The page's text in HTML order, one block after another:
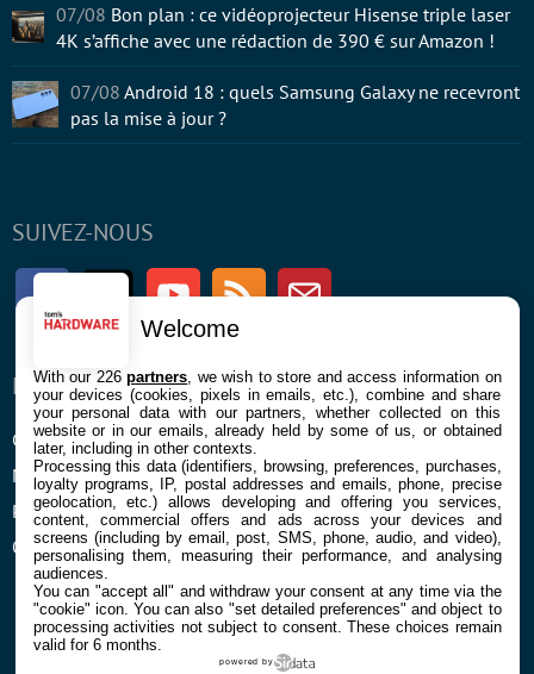
SUIVEZ-NOUS
FacebookTwitter Youtube RSS Newsletter
ENTREPRISE
Confidentialité et Cookies
Mentions légales et CGU
Préférences Cookies
Qui sommes nous
À PROPOS
Contact
07/08 Bon plan : ce vidéoprojecteur Hisense triple laser
4K s’affiche avec une rédaction de 390 € sur Amazon !
07/08 Android 18 : quels Samsung Galaxy ne recevront
pas la mise à jour ?
Welcome
With our 226partners , we wish to store and access information on
your devices (cookies, pixels in emails, etc.), combine and share
your personal data with our partners, whether collected on this
website or in our emails, already held by some of us, or obtained
later, including in other contexts.
Processing this data (identifiers, browsing, preferences, purchases,
loyalty programs, IP, postal addresses and emails, phone, precise
geolocation, etc.) allows developing and offering you services,
content, commercial offers and ads across your devices and
screens (including by email, post, SMS, phone, audio, and video),
personalising them, measuring their performance, and analysing
audiences.
You can "accept all" and withdraw your consent at any time via the
"cookie" icon. You can also "set detailed preferences" and object to
processing activities not subject to consent. These choices remain
valid for 6 months.
powered by